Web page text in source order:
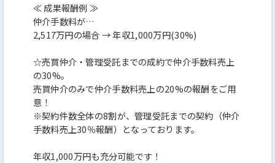
≪ 成果報酬例 ≫
仲介手数料が…
2,517万円の場合 → 年収1,000万円(30%)
☆売買仲介・管理受託までの成約で仲介手数料売上
の30%。
売買仲介のみで仲介手数料売上の20%の報酬をご用
意！
※契約件数全体の8割が、管理受託までの契約（仲介
手数料売上30％報酬）となっております。
年収1,000万円も充分可能です！